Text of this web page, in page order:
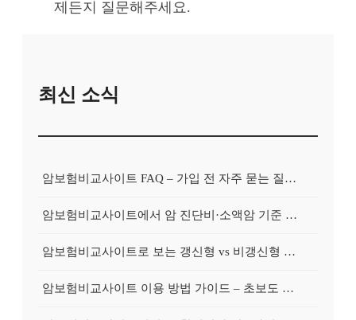
제든지 질문해주세요.
최신 소식
암보험비교사이트 FAQ – 가입 전 자주 묻는 질문 정리
암보험비교사이트에서 암 진단비·소액암 기준 제대로 비교하기
암보험비교사이트로 보는 갱신형 vs 비갱신형 암보험 차이
암보험비교사이트 이용 방법 가이드 – 초보도 쉽게 비교하는 순서